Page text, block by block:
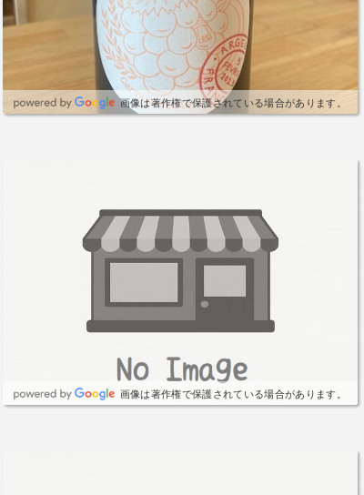
画像は著作権で保護されている場合があります。
画像は著作権で保護されている場合があります。